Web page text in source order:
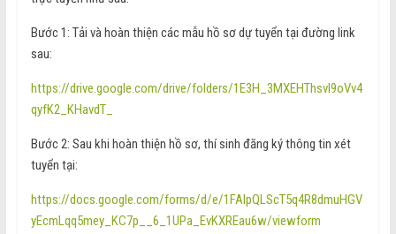
Bước 1: Tải và hoàn thiện các mẫu hồ sơ dự tuyển tại đường link
sau:
https://drive.google.com/drive/folders/1E3H_3MXEHThsvl9oVv4
qyfK2_KHavdT_
Bước 2: Sau khi hoàn thiện hồ sơ, thí sinh đăng ký thông tin xét
tuyển tại:
https://docs.google.com/forms/d/e/1FAIpQLScT5q4R8dmuHGV
yEcmLqq5mey_KC7p__6_1UPa_EvKXREau6w/viewform